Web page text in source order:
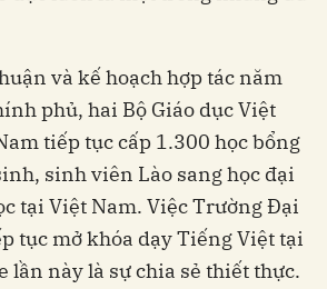
và kế hoạch hợp tác năm
phủ, hai Bộ Giáo dục Việt
tiếp tục cấp 1.300 học bổng
sinh viên Lào sang học đại
tại Việt Nam. Việc Trường Đại
tục mở khóa dạy Tiếng Việt tại
lần này là sự chia sẻ thiết thực.